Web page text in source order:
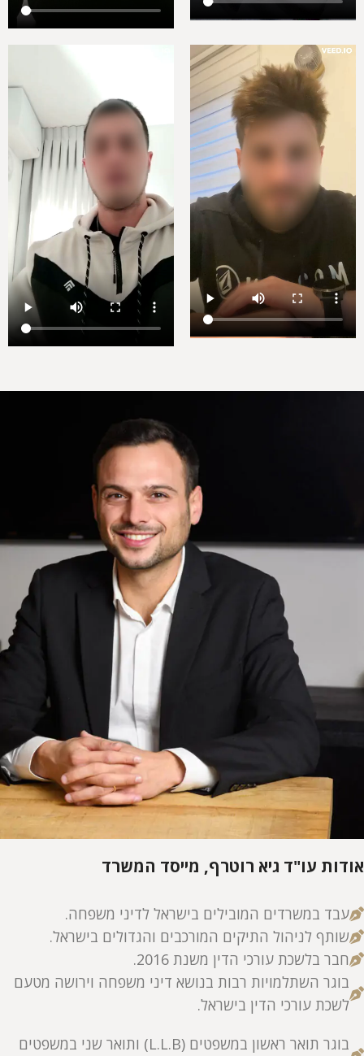
אודות עו"ד גיא רוטרף, מייסד המשרד
עבד במשרדים המובילים בישראל לדיני משפחה.
שותף לניהול התיקים המורכבים והגדולים בישראל.
חבר בלשכת עורכי הדין משנת 2016.
בוגר השתלמויות רבות בנושא דיני משפחה וירושה מטעם
לשכת עורכי הדין בישראל.
בוגר תואר ראשון במשפטים (L.L.B) ותואר שני במשפטים